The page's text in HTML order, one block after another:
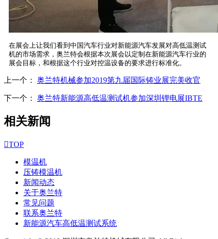
在展会上让我们看到中国汽车行业对新能源汽车发展对高低温测试
机的市场需求，奥兰特会根据本次展会以定制在新能源汽车行业的
展会目标，和根据这个行业对控温设备的要求进行标准化。
上一个： 奥兰特机械参加2019第九届国际铸业展完美收官
下一个： 奥兰特新能源高低温测试机参加深圳锂电展IBTE
相关新闻
TOP
模温机
压铸模温机
新闻动态
关于奥兰特
常见问题
联系奥兰特
新能源汽车高低温测试系统